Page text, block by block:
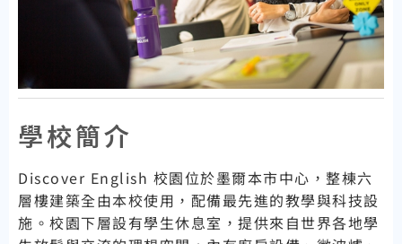
學校簡介
Discover English 校園位於墨爾本市中心，整棟六
層樓建築全由本校使用，配備最先進的教學與科技設
施。校園下層設有學生休息室，提供來自世界各地學